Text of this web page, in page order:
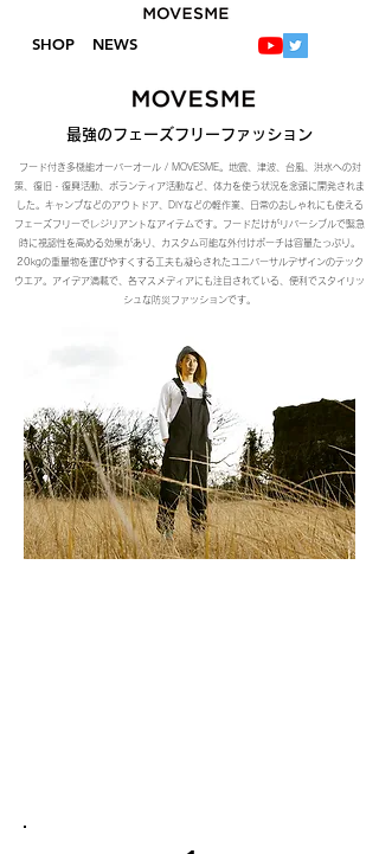
NEWS
SHOP
最強のフェーズフリーファッション
フード付き多機能オーバーオール / MOVESME。地震、津波、台風、洪水への対
策、復旧・復興活動、ボランティア活動など、体力を使う状況を念頭に開発されま
した。キャンプなどのアウトドア、DIYなどの軽作業、日常のおしゃれにも使える
フェーズフリーでレジリアントなアイテムです。フードだけがリバーシブルで緊急
時に視認性を高める効果があり、カスタム可能な外付けポーチは容量たっぷり。
20kgの重量物を運びやすくする工夫も凝らされたユニバーサルデザインのテック
ウエア。アイデア満載で、各マスメディアにも注目されている、便利でスタイリッ
シュな防災ファッションです。